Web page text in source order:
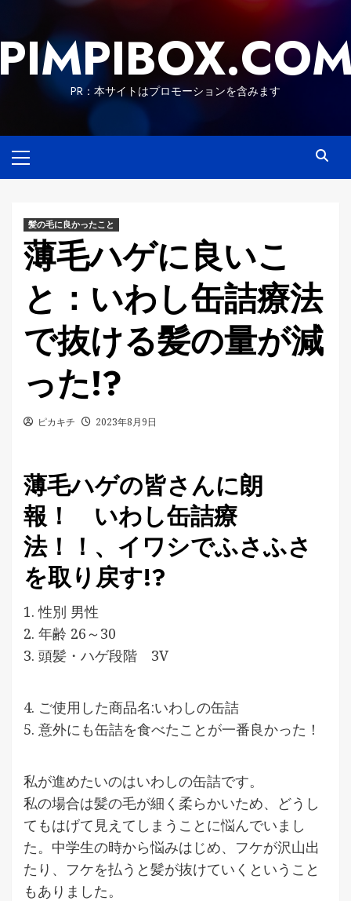
content
PR：本サイトはプロモーションを含みます
Menu
髪の毛に良かったこと
薄毛ハゲに良いこ
と：いわし缶詰療法
で抜ける髪の量が減
った!?
ピカキチ 2023年8月9日
薄毛ハゲの皆さんに朗
報！ いわし缶詰療
法！！、イワシでふさふさ
を取り戻す!?
1. 性別 男性
2. 年齢 26～30
3. 頭髪・ハゲ段階 3V
4. ご使用した商品名:いわしの缶詰
5. 意外にも缶詰を食べたことが一番良かった！
私が進めたいのはいわしの缶詰です。
私の場合は髪の毛が細く柔らかいため、どうし
てもはげて見えてしまうことに悩んでいまし
た。中学生の時から悩みはじめ、フケが沢山出
たり、フケを払うと髪が抜けていくということ
もありました。